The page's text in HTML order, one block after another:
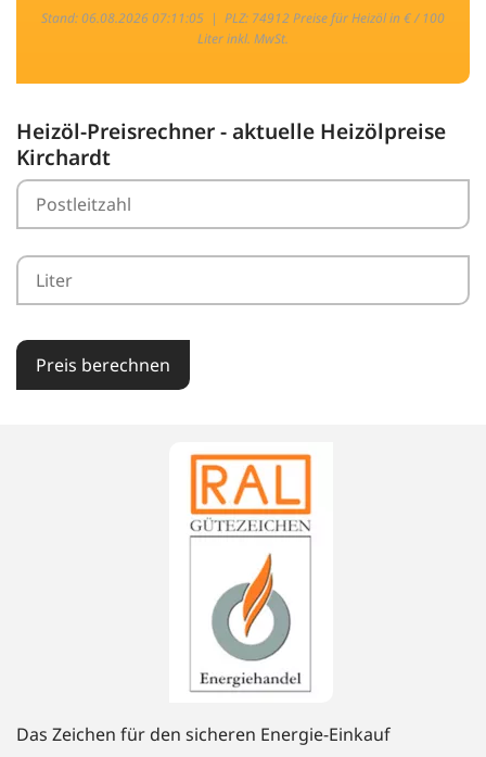
Stand: 06.08.2026 07:11:05 | PLZ: 74912 Preise für Heizöl in € / 100
Liter inkl. MwSt.
Heizöl-Preisrechner - aktuelle Heizölpreise
Kirchardt
Preis berechnen
Das Zeichen für den sicheren Energie-Einkauf